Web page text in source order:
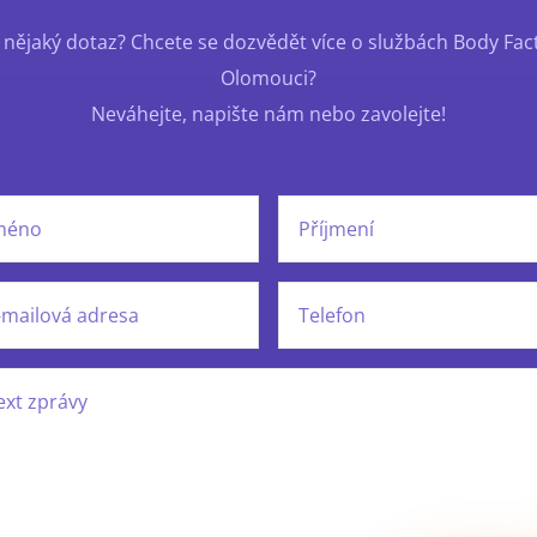
dotaz? Chcete se dozvědět více o službách Body
Olomouci?
Neváhejte, napište nám nebo zavolejte!